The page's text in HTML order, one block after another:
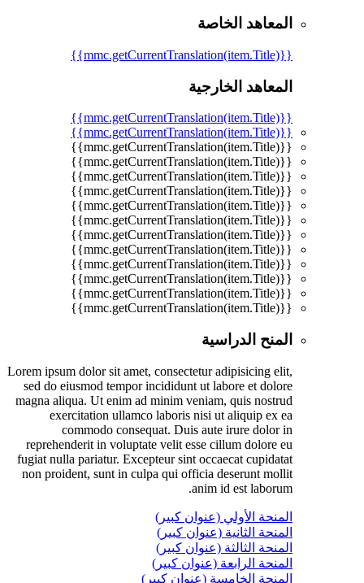
المعاهد الخاصة
{{mmc.getCurrentTranslation(item.Title)}}
المعاهد الخارجية
{{mmc.getCurrentTranslation(item.Title)}}
{{mmc.getCurrentTranslation(item.Title)}}
{{mmc.getCurrentTranslation(item.Title)}}
{{mmc.getCurrentTranslation(item.Title)}}
{{mmc.getCurrentTranslation(item.Title)}}
{{mmc.getCurrentTranslation(item.Title)}}
{{mmc.getCurrentTranslation(item.Title)}}
{{mmc.getCurrentTranslation(item.Title)}}
{{mmc.getCurrentTranslation(item.Title)}}
{{mmc.getCurrentTranslation(item.Title)}}
{{mmc.getCurrentTranslation(item.Title)}}
{{mmc.getCurrentTranslation(item.Title)}}
{{mmc.getCurrentTranslation(item.Title)}}
{{mmc.getCurrentTranslation(item.Title)}}
المنح الدراسية
Lorem ipsum dolor sit amet, consectetur adipisicing elit,
sed do eiusmod tempor incididunt ut labore et dolore
magna aliqua. Ut enim ad minim veniam, quis nostrud
exercitation ullamco laboris nisi ut aliquip ex ea
commodo consequat. Duis aute irure dolor in
reprehenderit in voluptate velit esse cillum dolore eu
fugiat nulla pariatur. Excepteur sint occaecat cupidatat
non proident, sunt in culpa qui officia deserunt mollit
anim id est laborum.
المنحة الأولي (عنوان كبير)
المنحة الثانية (عنوان كبير)
المنحة الثالثة (عنوان كبير)
المنحة الرابعة (عنوان كبير)
المنحة الخامسة (عنوان كبير)